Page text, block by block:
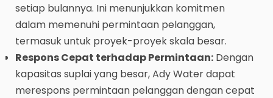
setiap bulannya. Ini menunjukkan komitmen
dalam memenuhi permintaan pelanggan,
termasuk untuk proyek-proyek skala besar.
Respons Cepat terhadap Permintaan:Dengan
kapasitas suplai yang besar, Ady Water dapat
merespons permintaan pelanggan dengan cepat